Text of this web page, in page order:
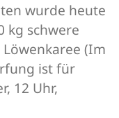
wurde heute
kg schwere
(Im
ist für
12 Uhr,